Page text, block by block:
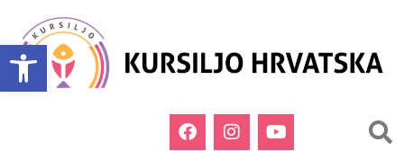
Open toolbar